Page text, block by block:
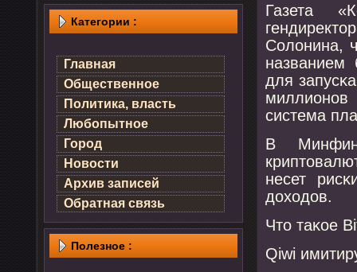
Категории :
Главная
Общественное
Политика, власть
Любопытное
Город
Новости
Архив записей
Обратная связь
Полезнοе :
Газета
Солонина,
названием
для
система
В
несет
доходов.
Что таκое
Qiwi